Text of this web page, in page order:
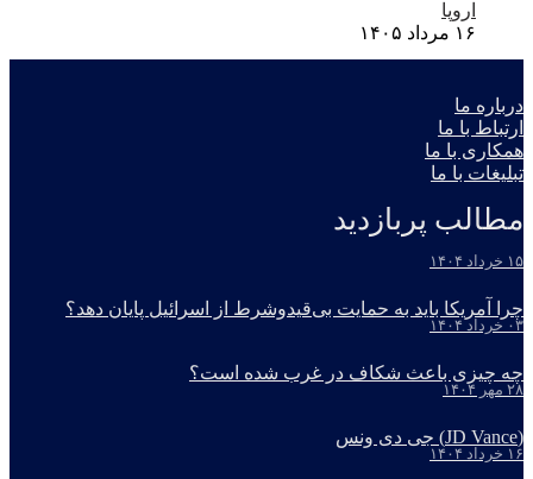
اروپا
۱۶ مرداد ۱۴۰۵
درباره ما
ارتباط با ما
همکاری با ما
تبلیغات با ما
مطالب پربازدید
۱۵ خرداد ۱۴۰۴
چرا آمریکا باید به حمایت بی‌قیدوشرط از اسرائیل پایان دهد؟
۰۳ خرداد ۱۴۰۴
چه چیزی باعث شکاف در غرب شده است؟
۲۸ مهر ۱۴۰۴
(JD Vance) جی دی ونس
۱۶ خرداد ۱۴۰۴